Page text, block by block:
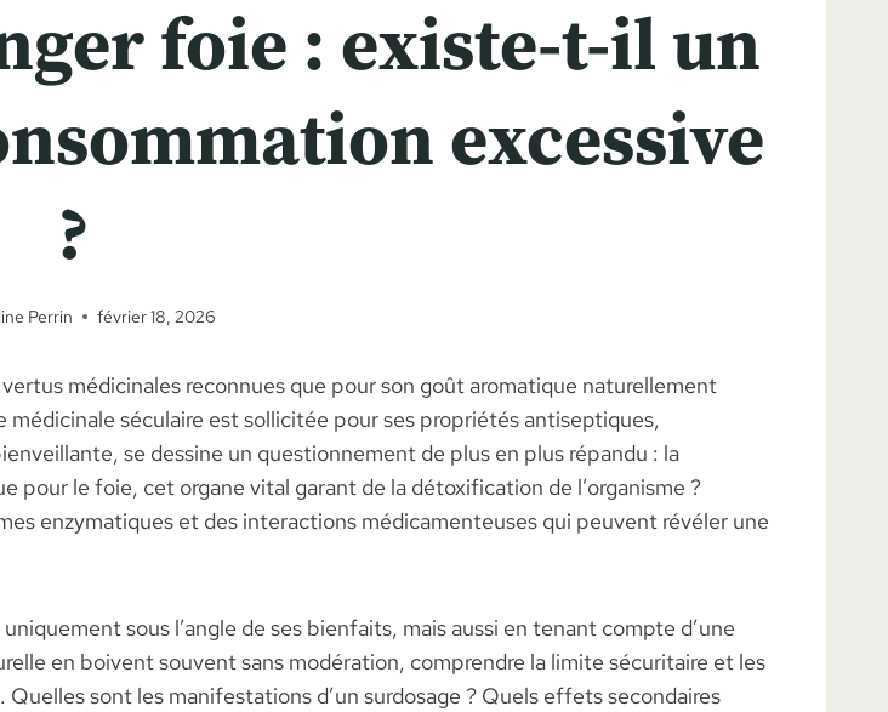
foie : existe-t-il un
excessive
?
Perrin février 18, 2026
médicinales reconnues que pour son goût aromatique naturellement
séculaire est sollicitée pour ses propriétés antiseptiques,
se dessine un questionnement de plus en plus répandu : la
le foie, cet organe vital garant de la détoxification de l’organisme ?
enzymatiques et des interactions médicamenteuses qui peuvent révéler une
sous l’angle de ses bienfaits, mais aussi en tenant compte d’une
en boivent souvent sans modération, comprendre la limite sécuritaire et les
sont les manifestations d’un surdosage ? Quels effets secondaires